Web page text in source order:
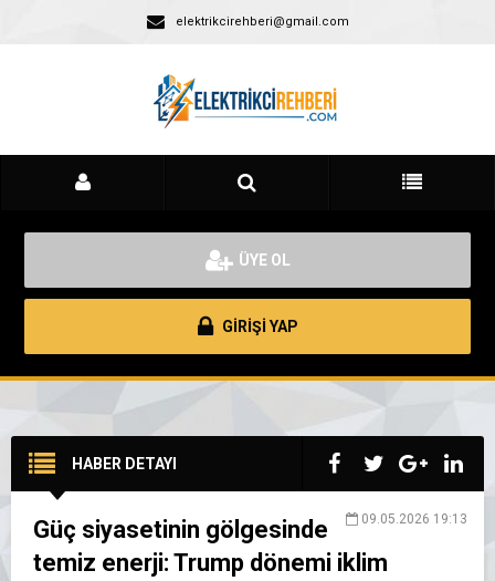
elektrikcirehberi@gmail.com
ÜYE OL
GİRİŞİ YAP
HABER DETAYI
09.05.2026 19:13
Güç siyasetinin gölgesinde
temiz enerji: Trump dönemi iklim